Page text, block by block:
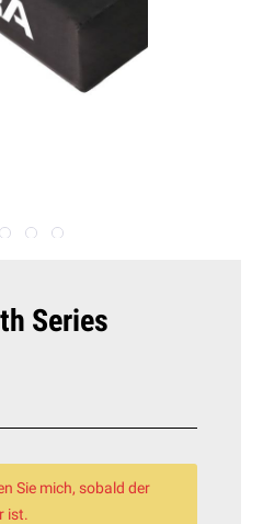
Series
Sie mich, sobald der
ist.